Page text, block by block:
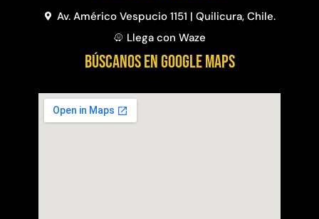
Av. Américo Vespucio 1151 | Quilicura, Chile.
Llega con Waze
BÚSCANOS EN GOOGLE MAPS